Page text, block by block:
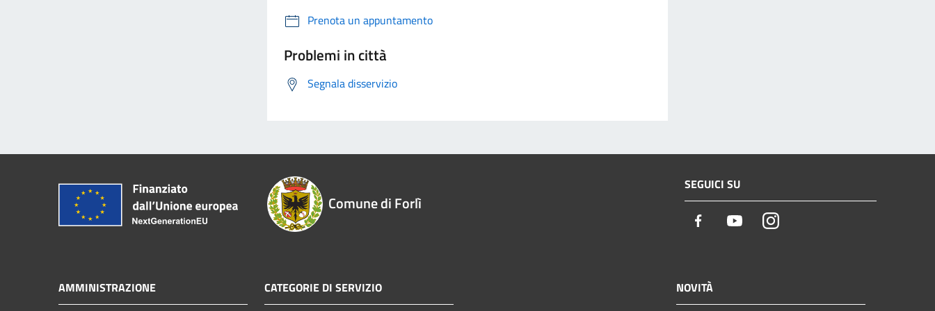
Prenota un appuntamento
Problemi in città
Segnala disservizio
Comune di Forlì
SEGUICI SU
Facebook YoutubeInstagram
AMMINISTRAZIONE CATEGORIE DI SERVIZIO NOVITÀ